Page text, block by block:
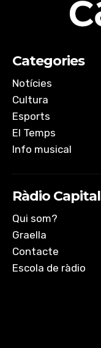
Categories
Notícies
Cultura
Esports
El Temps
Info musical
Ràdio Capital
Qui som?
Graella
Contacte
Escola de ràdio